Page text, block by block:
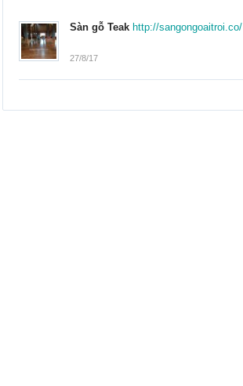
Sàn gỗ Teak http://sangongoaitroi.co/
27/8/17